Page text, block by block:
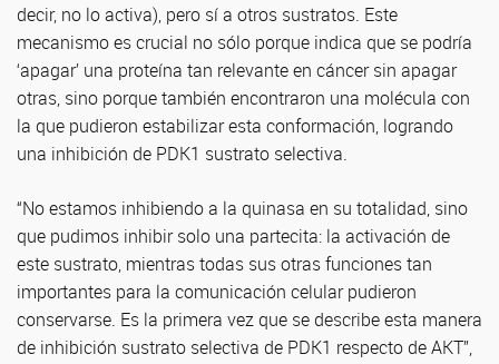
decir, no lo activa), pero sí a otros sustratos. Este
mecanismo es crucial no sólo porque indica que se podría
‘apagar’ una proteína tan relevante en cáncer sin apagar
otras, sino porque también encontraron una molécula con
la que pudieron estabilizar esta conformación, logrando
una inhibición de PDK1 sustrato selectiva.
“No estamos inhibiendo a la quinasa en su totalidad, sino
que pudimos inhibir solo una partecita: la activación de
este sustrato, mientras todas sus otras funciones tan
importantes para la comunicación celular pudieron
conservarse. Es la primera vez que se describe esta manera
de inhibición sustrato selectiva de PDK1 respecto de AKT”,